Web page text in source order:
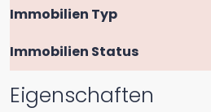
Immobilien Typ
Immobilien Status
Eigenschaften